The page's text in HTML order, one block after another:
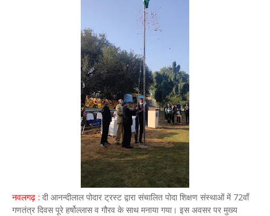
नवलगढ़ : दी आनन्दीलाल पोदार ट्रस्ट द्वारा संचालित पोदा शिक्षण संस्थाओं में 72वाँ
गणतंत्र दिवस पूरे हर्षोल्लास व गौरव के साथ मनाया गया। इस अवसर पर मुख्य